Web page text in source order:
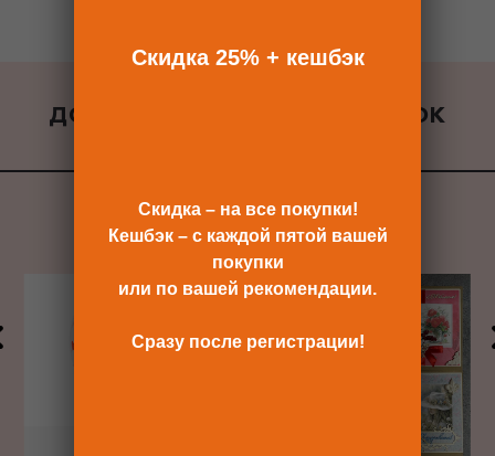
ДОБАВИТЬ К ЗАКАЗУ ПОДАРОК
Скидка 25% + кешбэк
Скидка – на все покупки!
Кешбэк – с каждой пятой вашей
покупки
или по вашей рекомендации.
Сразу после регистрации!